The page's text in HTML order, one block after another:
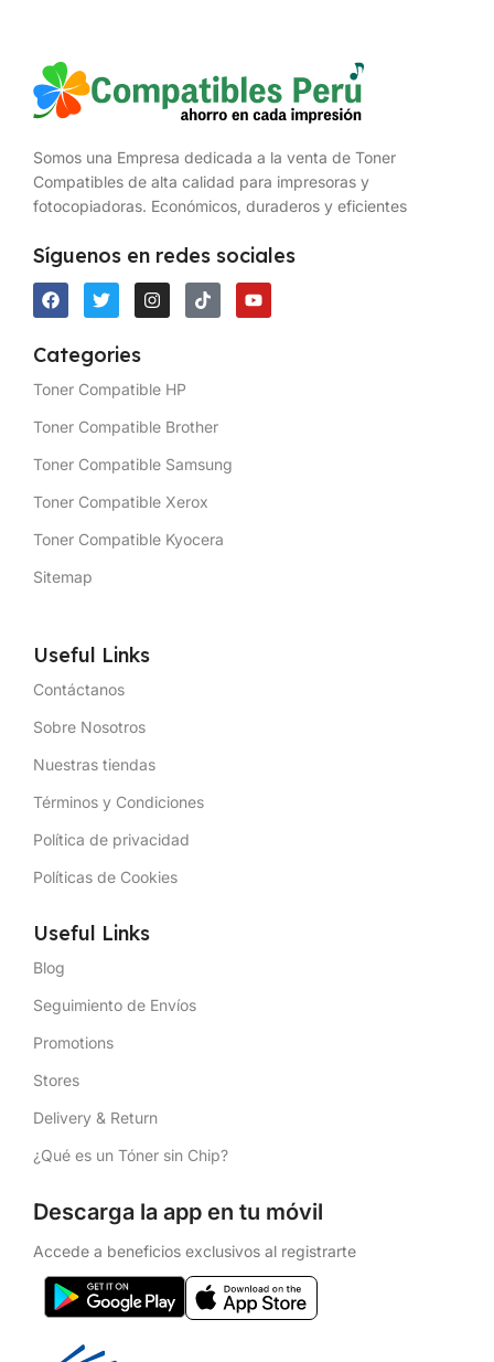
Somos una Empresa dedicada a la venta de Toner
Compatibles de alta calidad para impresoras y
fotocopiadoras. Económicos, duraderos y eficientes
Síguenos en redes sociales
Categories
Toner Compatible HP
Toner Compatible Brother
Toner Compatible Samsung
Toner Compatible Xerox
Toner Compatible Kyocera
Sitemap
Useful Links
Contáctanos
Sobre Nosotros
Nuestras tiendas
Términos y Condiciones
Política de privacidad
Políticas de Cookies
Useful Links
Blog
Seguimiento de Envíos
Promotions
Stores
Delivery & Return
¿Qué es un Tóner sin Chip?
Descarga la app en tu móvil
Accede a beneficios exclusivos al registrarte